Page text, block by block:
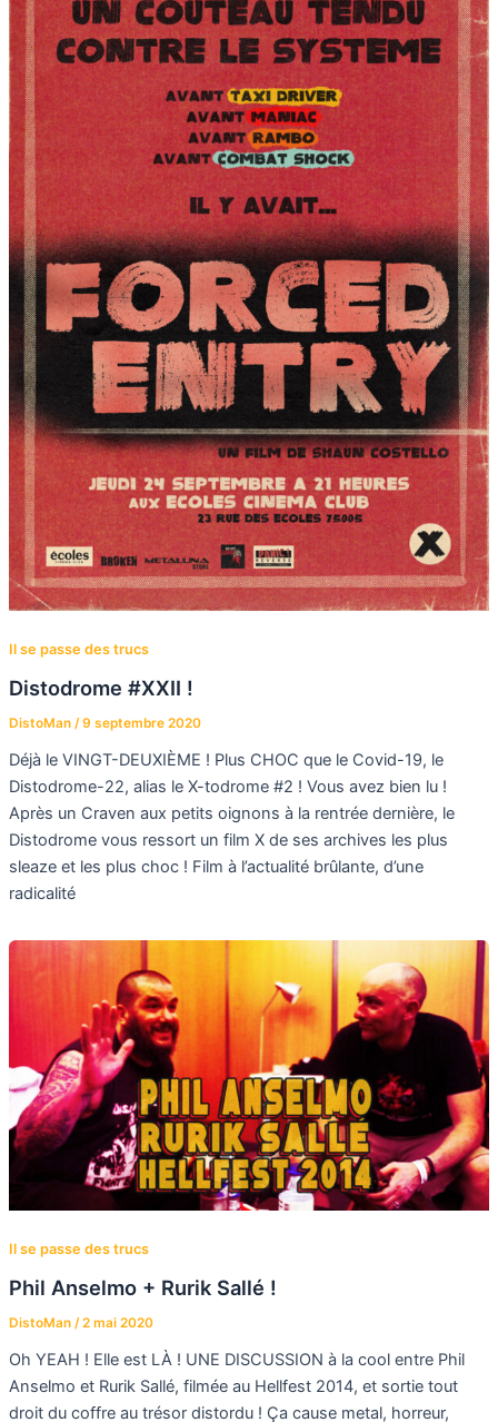
Il se passe des trucs
Distodrome #XXII !
DistoMan /9 septembre 2020
Déjà le VINGT-DEUXIÈME ! Plus CHOC que le Covid-19, le
Distodrome-22, alias le X-todrome #2 ! Vous avez bien lu !
Après un Craven aux petits oignons à la rentrée dernière, le
Distodrome vous ressort un film X de ses archives les plus
sleaze et les plus choc ! Film à l’actualité brûlante, d’une
radicalité
Il se passe des trucs
Phil Anselmo + Rurik Sallé !
DistoMan /2 mai 2020
Oh YEAH ! Elle est LÀ ! UNE DISCUSSION à la cool entre Phil
Anselmo et Rurik Sallé, filmée au Hellfest 2014, et sortie tout
droit du coffre au trésor distordu ! Ça cause metal, horreur,